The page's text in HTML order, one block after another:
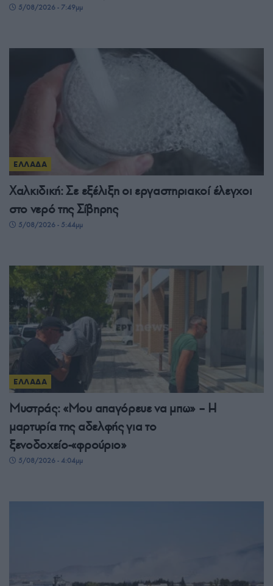
5/08/2026 - 7:49μμ
ΕΛΛΑΔΑ
Χαλκιδική: Σε εξέλιξη οι εργαστηριακοί έλεγχοι
στο νερό της Σίβηρης
5/08/2026 - 5:44μμ
ΕΛΛΑΔΑ
Μυστράς: «Μου απαγόρευε να μπω» – Η
μαρτυρία της αδελφής για το
ξενοδοχείο-«φρούριο»
5/08/2026 - 4:04μμ